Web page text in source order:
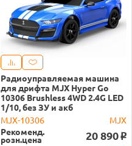
Радиоуправляемая машина
для дрифта MJX Hyper Go
10306 Brushless 4WD 2.4G LED
1/10, без ЗУ и акб
MJX-10306
MJX
Рекоменд.
розн.цена 20 890 o